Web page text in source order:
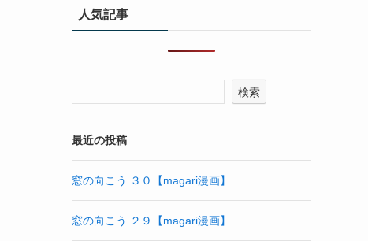
人気記事
検索
最近の投稿
窓の向こう ３０【magari漫画】
窓の向こう ２９【magari漫画】